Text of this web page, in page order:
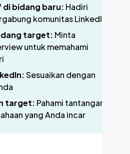
bidang baru: Hadiri
komunitas LinkedIn
target: Minta
untuk memahami
Sesuaikan dengan
target: Pahami tantangan
yang Anda incar